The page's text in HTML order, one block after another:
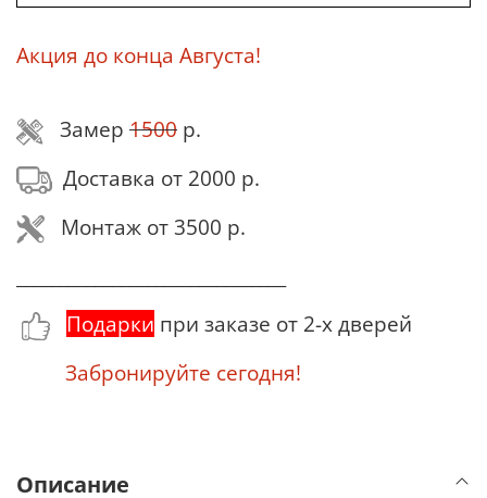
Акция до конца Августа!
Замер 1500 р.
Доставка от 2000 р.
Монтаж от 3500 р.
Подарки при заказе от 2-х дверей
Забронируйте сегодня!
Описание